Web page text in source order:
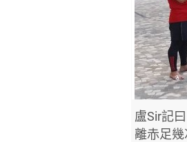
盧Sir記
離赤足